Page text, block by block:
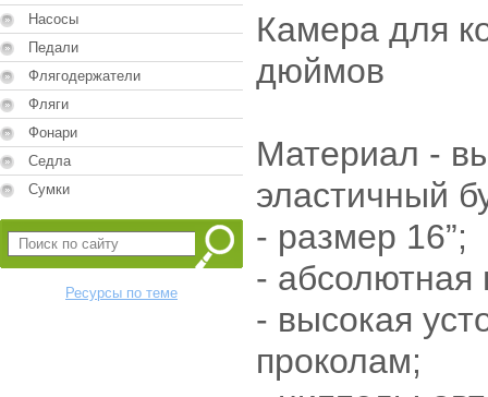
Насосы
Педали
Флягодержатели
Фляги
Фонари
Седла
Сумки
Ресурсы по теме
Камера для
дюймов
Материал -
эластичный
- размер 16”;
- абсолютная
- высокая
проколам;